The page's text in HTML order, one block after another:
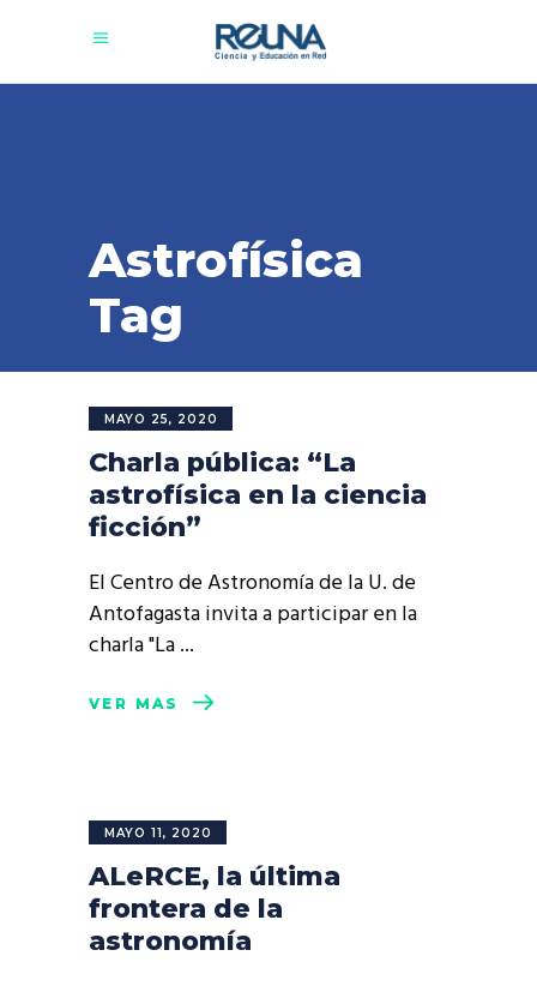
Astrofísica
Tag
MAYO 25, 2020
Charla pública: “La
astrofísica en la ciencia
ficción”
El Centro de Astronomía de la U. de
Antofagasta invita a participar en la
charla "La
VER MÁS
MAYO 11, 2020
ALeRCE, la última
frontera de la
astronomía